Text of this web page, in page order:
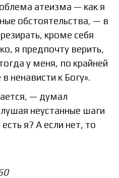
атеизма — как я
обстоятельства, — в
кроме себя
я предпочту верить,
у меня, по крайней
ненависти к Богу».
— думал
неустанные шаги
я? А если нет, то